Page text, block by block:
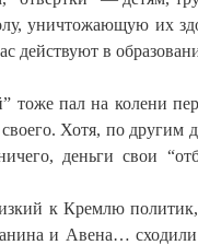
уничтожающую их
действуют в
тоже пал на колени
Хотя, по другим
деньги свои
к Кремлю
и Авена… сходили